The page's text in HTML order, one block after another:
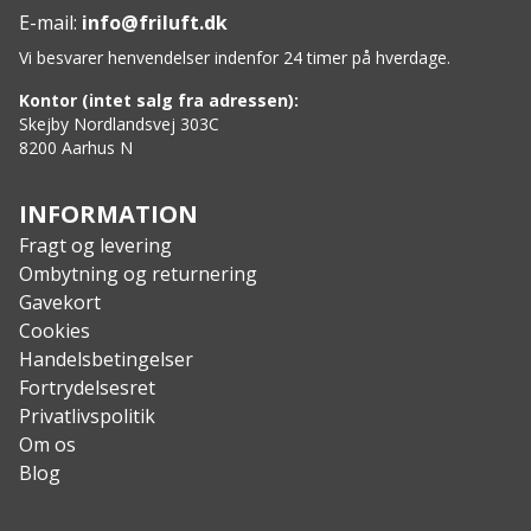
UV-beskyttelse: SPF 30+
E-mail: info@friluft.dk
Vi besvarer henvendelser indenfor 24 timer på hverdage.
Kontor (intet salg fra adressen):
Skejby Nordlandsvej 303C
8200 Aarhus N
INFORMATION
Fragt og levering
Ombytning og returnering
Gavekort
Cookies
Handelsbetingelser
Fortrydelsesret
Privatlivspolitik
Om os
Blog